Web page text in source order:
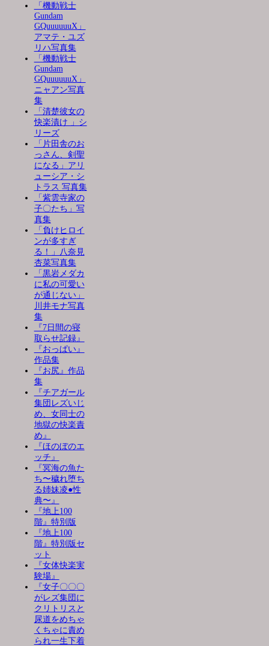
「機動戦士
Gundam
GQuuuuuuX」
アマテ・ユズ
リハ写真集
「機動戦士
Gundam
GQuuuuuuX」
ニャアン写真
集
「清楚彼女の
快楽漬け 」シ
リーズ
「片田舎のお
っさん、剣聖
になる」アリ
ューシア・シ
トラス 写真集
「紫雲寺家の
子〇たち」写
真集
「負けヒロイ
ンが多すぎ
る！」八奈見
杏菜写真集
「黒岩メダカ
に私の可愛い
が通じない」
川井モナ写真
集
『7日間の寝
取らせ記録』
『おっぱい』
作品集
『お尻』作品
集
『チアガール
集団レズいじ
め、女同士の
地獄の快楽責
め』
『ほのぼのエ
ッチ』
『冥海の魚た
ち〜穢れ堕ち
る姉妹凌●性
典〜』
『地上100
階』特別版
『地上100
階』特別版セ
ット
『女体快楽実
験場』
『女子〇〇〇
がレズ集団に
クリトリスと
尿道をめちゃ
くちゃに責め
られ一生下着